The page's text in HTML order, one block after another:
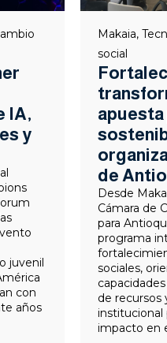
IA,
y
juvenil
con
años
Makaia,
social
apuesta
de
Desde
Cámara de
para
programa
sociales,
de recursos
institucional
impacto en